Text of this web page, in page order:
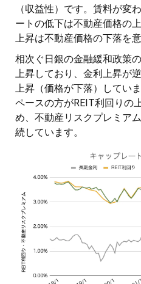
（収益性）です。賃料が変
ートの低下は不動産価格の
上昇は不動産価格の下落を
相次ぐ日銀の金融緩和政策
上昇しており、金利上昇が
上昇（価格が下落）してい
ペースの方がREIT利回りの
め、不動産リスクプレミア
続しています。